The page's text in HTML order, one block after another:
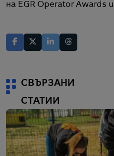
на EGR Operator Awards
СВЪРЗАНИ
СТАТИИ